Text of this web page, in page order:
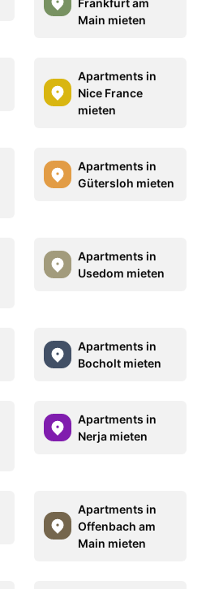
Main mieten
Apartments in
Nice France
mieten
Apartments in
Gütersloh mieten
Apartments in
Usedom mieten
Apartments in
Bocholt mieten
Apartments in
Nerja mieten
Apartments in
Offenbach am
Main mieten